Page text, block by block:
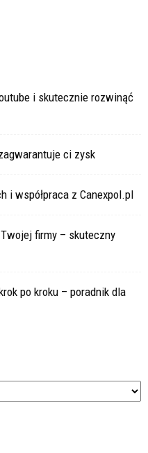
i skutecznie rozwinąć
ci zysk
i współpraca z Canexpol.pl
firmy – skuteczny
po kroku – poradnik dla